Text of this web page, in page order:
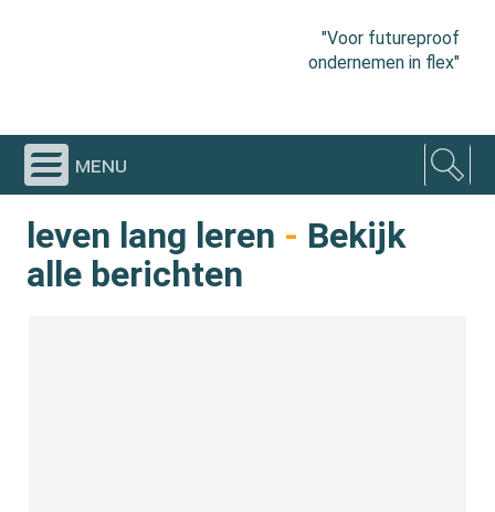
"Voor futureproof
ondernemen in flex"
menu
leven lang leren - Bekijk
alle berichten